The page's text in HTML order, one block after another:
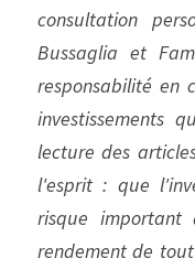
consultation
Bussaglia et
responsabilité en
investissements
lecture des
l'esprit : que
risque
rendement de